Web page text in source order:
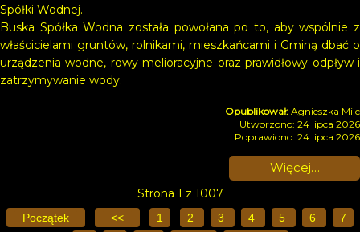
Spółki Wodnej.
Buska Spółka Wodna została powołana po to, aby wspólnie z
właścicielami gruntów, rolnikami, mieszkańcami i Gminą dbać o
urządzenia wodne, rowy melioracyjne oraz prawidłowy odpływ i
zatrzymywanie wody.
Agnieszka Milc
Utworzono: 24 lipca 2026
Poprawiono: 24 lipca 2026
Więcej…
Strona 1 z 1007
Początek << 1 2 3 4 5 6
7